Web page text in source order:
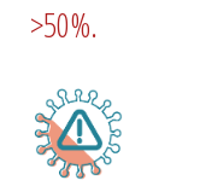
>50%.